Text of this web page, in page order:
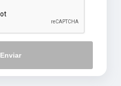
Enviar